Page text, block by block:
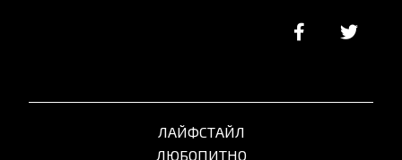
ЛАЙФСТАЙЛ
ЛЮБОПИТНО